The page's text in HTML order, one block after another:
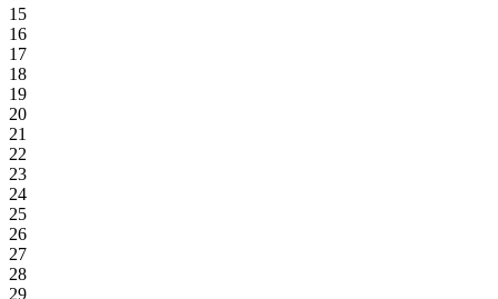
15
16
17
18
19
20
21
22
23
24
25
26
27
28
29